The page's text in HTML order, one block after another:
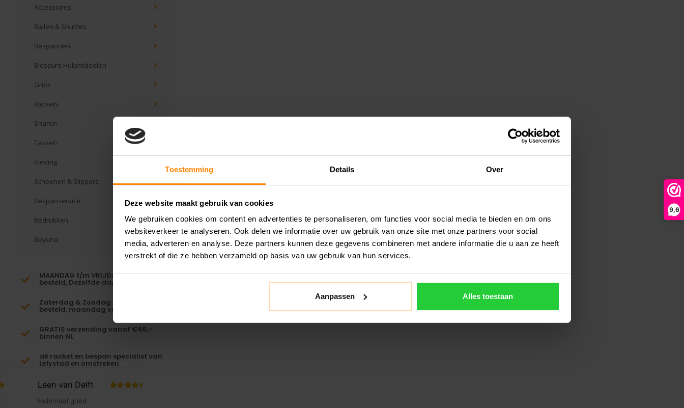
Toestemming Details Over
Deze website maakt gebruik van cookies
We gebruiken cookies om content en advertenties te personaliseren, om functies voor social media te bieden en om ons
websiteverkeer te analyseren. Ook delen we informatie over uw gebruik van onze site met onze partners voor social
media, adverteren en analyse. Deze partners kunnen deze gegevens combineren met andere informatie die u aan ze heeft
verstrekt of die ze hebben verzameld op basis van uw gebruik van hun services.
Aanpassen Alles toestaan
9,6
Accessoires
Ballen & Shuttles
Bespannen
Blessure Hulpmiddelen
Grips
Rackets
Snaren
Tassen
Kleding
Schoenen & Slippers
Bespanservice
Bedrukken
Beyuna
MAANDAG t/m VRIJDAG voor 16:00
besteld, Dezelfde dag verzonden!*
Zaterdag & Zondag voor 23:59
besteld, maandag verzonden!
GRATIS verzending vanaf €65,-
binnen NL
dé racket en bespan specialist van
Lelystad en omstreken